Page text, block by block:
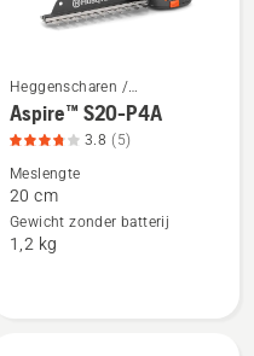
Bekijk
meer
details
over
Aspire™
S20-
Heggenscharen /
Heggensnoeiers
Aspire™ S20-P4A
3.8 (5)
Meslengte
20 cm
Gewicht zonder batterij
1,2 kg